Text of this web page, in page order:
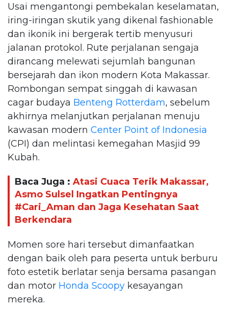
Usai mengantongi pembekalan keselamatan,
iring-iringan skutik yang dikenal fashionable
dan ikonik ini bergerak tertib menyusuri
jalanan protokol. Rute perjalanan sengaja
dirancang melewati sejumlah bangunan
bersejarah dan ikon modern Kota Makassar.
Rombongan sempat singgah di kawasan
cagar budaya Benteng Rotterdam, sebelum
akhirnya melanjutkan perjalanan menuju
kawasan modern Center Point of Indonesia
(CPI) dan melintasi kemegahan Masjid 99
Kubah.
Baca Juga : Atasi Cuaca Terik Makassar,
Asmo Sulsel Ingatkan Pentingnya
#Cari_Aman dan Jaga Kesehatan Saat
Berkendara
Momen sore hari tersebut dimanfaatkan
dengan baik oleh para peserta untuk berburu
foto estetik berlatar senja bersama pasangan
dan motor Honda Scoopy kesayangan
mereka.